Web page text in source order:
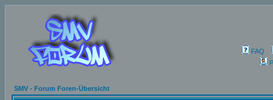
FAQ
SMV - Forum Foren-Übersicht